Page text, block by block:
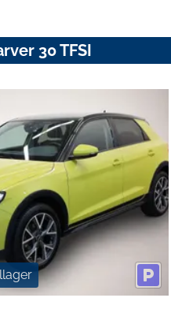
30 TFSI